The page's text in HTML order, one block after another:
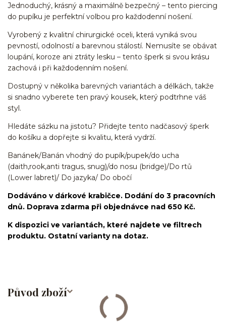
Jednoduchý, krásný a maximálně bezpečný – tento piercing
do pupíku je perfektní volbou pro každodenní nošení.
Vyrobený z kvalitní chirurgické oceli, která vyniká svou
pevností, odolností a barevnou stálostí. Nemusíte se obávat
loupání, koroze ani ztráty lesku – tento šperk si svou krásu
zachová i při každodenním nošení.
Dostupný v několika barevných variantách a délkách, takže
si snadno vyberete ten pravý kousek, který podtrhne váš
styl.
Hledáte sázku na jistotu? Přidejte tento nadčasový šperk
do košíku a dopřejte si kvalitu, která vydrží.
Banánek/Banán vhodný do pupík/pupek/do ucha
(daith,rook,anti tragus, snug)/do nosu (bridge)/Do rtů
(Lower labret)/ Do jazyka/ Do obočí
Dodáváno v dárkové krabičce. Dodání do 3 pracovních
dnů. Doprava zdarma při objednávce nad 650 Kč.
K dispozici ve variantách, které najdete ve filtrech
produktu. Ostatní varianty na dotaz.
Původ zboží